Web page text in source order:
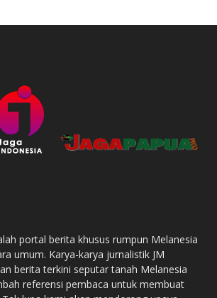
portal berita khusus rumpun Melanesia
umum. Karya-karya jurnalistik JM
berita terkini seputar tanah Melanesia
referensi pembaca untuk membuat